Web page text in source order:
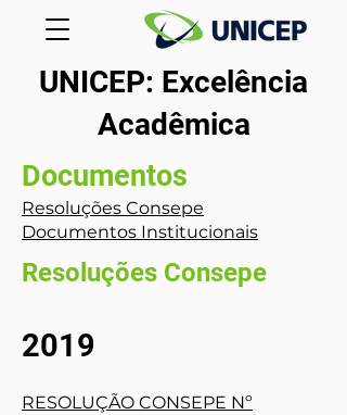
UNICEP: Excelência
Acadêmica
Documentos
Resoluções Consepe
Documentos Institucionais
Resoluções Consepe
2019
RESOLUÇÃO CONSEPE Nº